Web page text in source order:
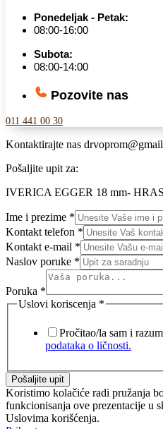
Ponedeljak - Petak:
08:00-16:00
Subota:
08:00-14:00
Pozovite nas
011 441 00 30
Kontaktirajte nas
Pošaljite upit za:
IVERICA EGGER 18 mm-
Ime i prezime *
Kontakt telefon *
Kontakt e-mail *
Naslov poruke *
Poruka *
Uslovi koriscenja *
Pročitao/la sam i
podataka o ličnosti.
Pošaljite upit
Koristimo kolačiće radi pružanja
funkcionisanja ove prezentacije u
Uslovima korišćenja.